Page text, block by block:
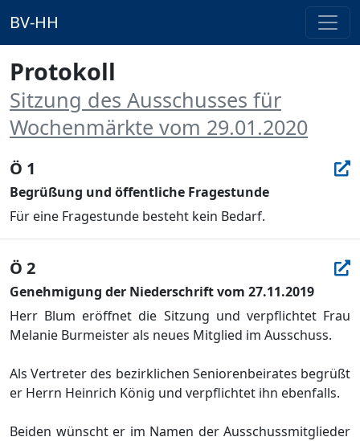
BV-HH
Protokoll
Sitzung des Ausschusses für
Wochenmärkte vom 29.01.2020
Ö 1
Begrüßung und öffentliche Fragestunde
Für eine Fragestunde besteht kein Bedarf.
Ö 2
Genehmigung der Niederschrift vom 27.11.2019
Herr Blum eröffnet die Sitzung und verpflichtet Frau
Melanie Burmeister als neues Mitglied im Ausschuss.
Als Vertreter des bezirklichen Seniorenbeirates begrüßt
er Herrn Heinrich König und verpflichtet ihn ebenfalls.
Beiden wünscht er im Namen der Ausschussmitglieder